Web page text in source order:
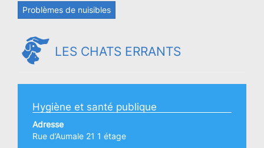
Problèmes de nuisibles
LES CHATS ERRANTS
Hygiène et santé publique
Adresse
Rue d’Aumale 21 1 étage